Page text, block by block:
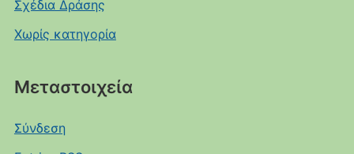
Σχέδια Δράσης
Χωρίς κατηγορία
Μεταστοιχεία
Σύνδεση